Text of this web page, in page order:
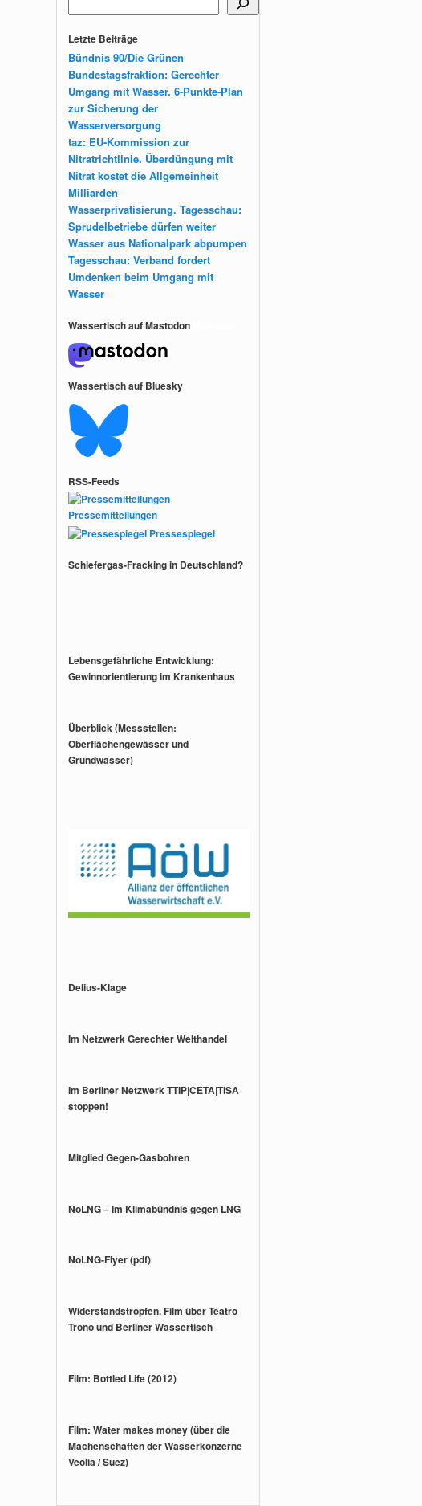
Letzte Beiträge
Bündnis 90/Die Grünen
Bundestagsfraktion: Gerechter
Umgang mit Wasser. 6-Punkte-Plan
zur Sicherung der
Wasserversorgung
taz: EU-Kommission zur
Nitratrichtlinie. Überdüngung mit
Nitrat kostet die Allgemeinheit
Milliarden
Wasserprivatisierung. Tagesschau:
Sprudelbetriebe dürfen weiter
Wasser aus Nationalpark abpumpen
Tagesschau: Verband fordert
Umdenken beim Umgang mit
Wasser
Wassertisch auf Mastodon
Wassertisch auf Bluesky
RSS-Feeds
Pressemitteilungen
Pressespiegel
Schiefergas-Fracking in Deutschland?
Lebensgefährliche Entwicklung:
Gewinnorientierung im Krankenhaus
Überblick (Messstellen:
Oberflächengewässer und
Grundwasser)
Delius-Klage
Im Netzwerk Gerechter Welthandel
Im Berliner Netzwerk TTIP|CETA|TiSA
stoppen!
Mitglied Gegen-Gasbohren
NoLNG – Im Klimabündnis gegen LNG
NoLNG-Flyer (pdf)
Widerstandstropfen. Film über Teatro
Trono und Berliner Wassertisch
Film: Bottled Life (2012)
Film: Water makes money (über die
Machenschaften der Wasserkonzerne
Veolia / Suez)